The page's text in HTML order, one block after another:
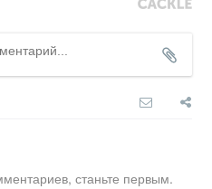
станьте первым.